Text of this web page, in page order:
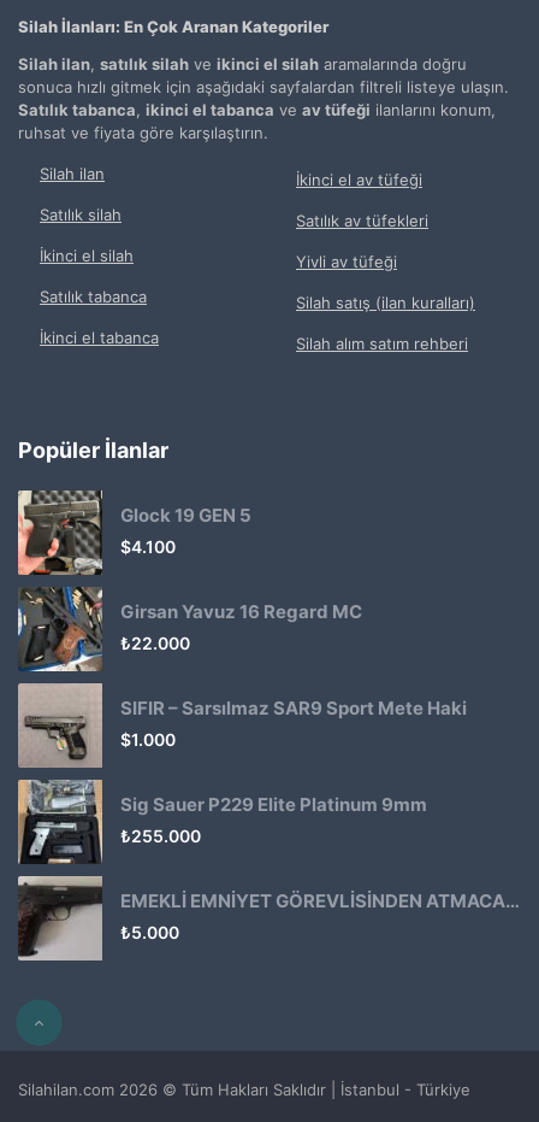
Silah İlanları: En Çok Aranan Kategoriler
Silah ilan satılık silah ve ikinci el silah aramalarında doğru
sonuca hızlı gitmek için aşağıdaki sayfalardan filtreli listeye ulaşın.
Satılık tabanca ikinci el tabanca ve av tüfeği ilanlarını konum,
ruhsat ve fiyata göre karşılaştırın.
Silah ilan
Satılık silah
İkinci el silah
Satılık tabanca
İkinci el tabanca
İkinci el av tüfeği
Satılık av tüfekleri
Yivli av tüfeği
Silah satış (ilan kuralları)
Silah alım satım rehberi
Popüler İlanlar
Glock 19 GEN 5
$4.100
Girsan Yavuz 16 Regard MC
₺22.000
SIFIR – Sarsılmaz SAR9 Sport Mete Haki
$1.000
Sig Sauer P229 Elite Platinum 9mm
₺255.000
EMEKLİ EMNİYET GÖREVLİSİNDEN ATMACA 53 KLASİK14
₺5.000
Silahilan.com 2026 © Tüm Hakları Saklıdır | İstanbul - Türkiye